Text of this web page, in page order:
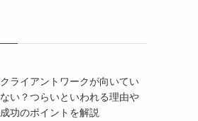
クライアントワークが向いてい
ない？つらいといわれる理由や
成功のポイントを解説